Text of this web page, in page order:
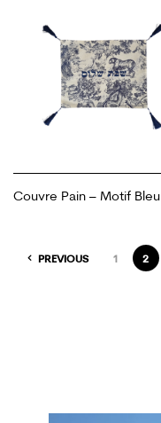
Couvre Pain – Motif Bleu
PREVIOUS 1 2